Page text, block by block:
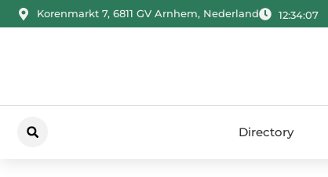
Korenmarkt 7, 6811 GV Arnhem, Nederland 12:34:09
Directory